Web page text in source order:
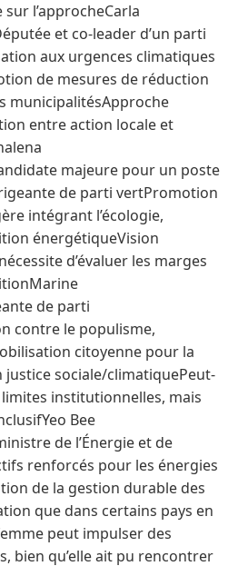
l’approcheCarla
et co-leader d’un parti
aux urgences climatiques
de mesures de réduction
municipalitésApproche
entre action locale et
majeure pour un poste
de parti vertPromotion
intégrant l’écologie,
énergétiqueVision
d’évaluer les marges
de parti
contre le populisme,
citoyenne pour la
sociale/climatiquePeut-
institutionnelles, mais
Bee
de l’Énergie et de
renforcés pour les énergies
de la gestion durable des
que dans certains pays en
peut impulser des
bien qu’elle ait pu rencontrer